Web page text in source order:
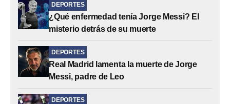
DEPORTES
¿Qué enfermedad tenía Jorge Messi? El
misterio detrás de su muerte
DEPORTES
Real Madrid lamenta la muerte de Jorge
Messi, padre de Leo
DEPORTES